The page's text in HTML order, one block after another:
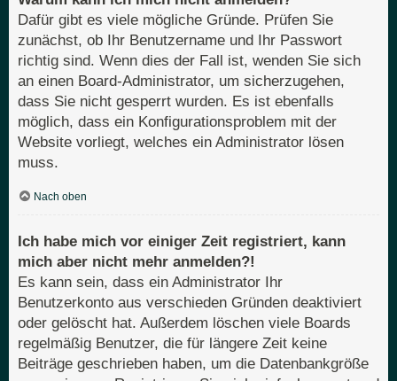
Dafür gibt es viele mögliche Gründe. Prüfen Sie
zunächst, ob Ihr Benutzername und Ihr Passwort
richtig sind. Wenn dies der Fall ist, wenden Sie sich
an einen Board-Administrator, um sicherzugehen,
dass Sie nicht gesperrt wurden. Es ist ebenfalls
möglich, dass ein Konfigurationsproblem mit der
Website vorliegt, welches ein Administrator lösen
muss.
Nach oben
Ich habe mich vor einiger Zeit registriert, kann
mich aber nicht mehr anmelden?!
Es kann sein, dass ein Administrator Ihr
Benutzerkonto aus verschieden Gründen deaktiviert
oder gelöscht hat. Außerdem löschen viele Boards
regelmäßig Benutzer, die für längere Zeit keine
Beiträge geschrieben haben, um die Datenbankgröße